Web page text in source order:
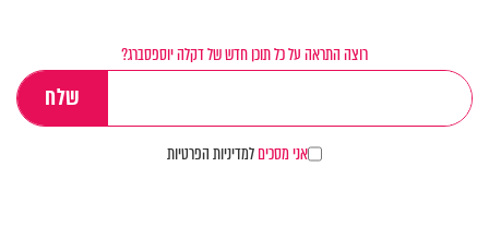
רוצה התראה על כל תוכן חדש של דקלה יוספסברג?
אני מסכיםלמדיניות הפרטיות